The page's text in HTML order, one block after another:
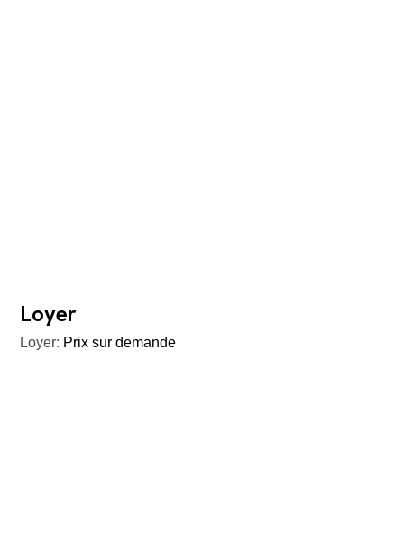
Loyer
Loyer: Prix sur demande